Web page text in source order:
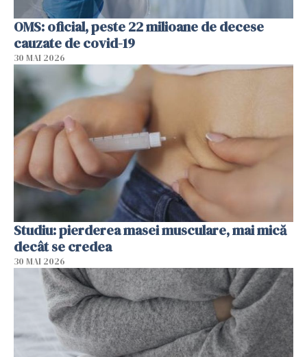
OMS: oficial, peste 22 milioane de decese
cauzate de covid-19
30 MAI 2026
Studiu: pierderea masei musculare, mai mică
decât se credea
30 MAI 2026